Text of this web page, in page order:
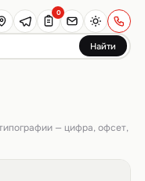
Найти
0
— цифра, офсет,